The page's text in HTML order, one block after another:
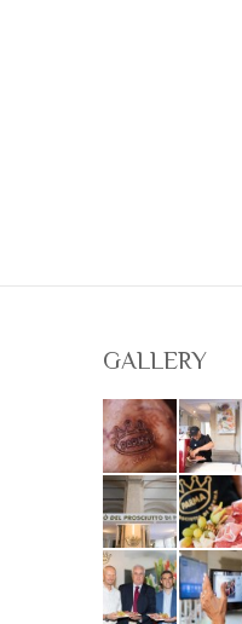
GALLERY